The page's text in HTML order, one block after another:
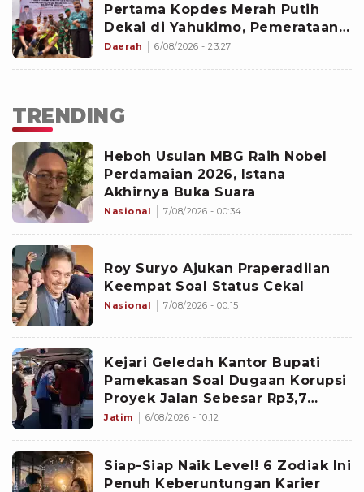
Pertama Kopdes Merah Putih
Dekai di Yahukimo, Pemerataan
Ekonomi di Papua Diperkuat
Daerah 6/08/2026 - 23:27
TRENDING
Heboh Usulan MBG Raih Nobel
Perdamaian 2026, Istana
Akhirnya Buka Suara
Nasional 7/08/2026 - 00:34
Roy Suryo Ajukan Praperadilan
Keempat Soal Status Cekal
Nasional 7/08/2026 - 00:15
Kejari Geledah Kantor Bupati
Pamekasan Soal Dugaan Korupsi
Proyek Jalan Sebesar Rp3,7
Milliar
Jatim 6/08/2026 - 10:12
Siap-Siap Naik Level! 6 Zodiak Ini
Penuh Keberuntungan Karier